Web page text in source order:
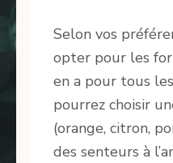
Selon vos
opter pour les
en a pour tous
pourrez choisir
(orange, citron,
des senteurs à